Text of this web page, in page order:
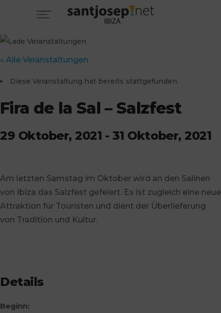
« Alle Veranstaltungen
Diese Veranstaltung hat bereits stattgefunden.
Fira de la Sal – Salzfest
29 Oktober, 2021 - 31 Oktober, 2021
Am letzten Samstag im Oktober wird an den Salinen
von Ibiza das Salzfest gefeiert. Es ist zugleich eine neue
Attraktion für Touristen und dient der Überlieferung
von Tradition und Kultur.
Details
Beginn: